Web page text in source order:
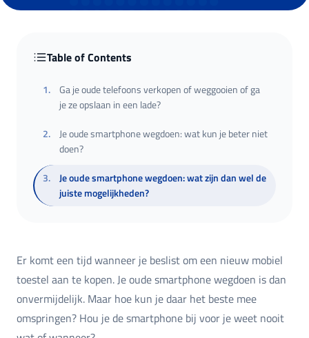
Table of Contents
1.
Ga je oude telefoons verkopen of weggooien of ga
je ze opslaan in een lade?
2.
Je oude smartphone wegdoen: wat kun je beter niet
doen?
3.
Je oude smartphone wegdoen: wat zijn dan wel de
juiste mogelijkheden?
Er komt een tijd wanneer je beslist om een nieuw mobiel
toestel aan te kopen. Je oude smartphone wegdoen is dan
onvermijdelijk. Maar hoe kun je daar het beste mee
omspringen? Hou je de smartphone bij voor je weet nooit